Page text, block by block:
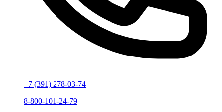
+7 (391) 278-03-74
8-800-101-24-79